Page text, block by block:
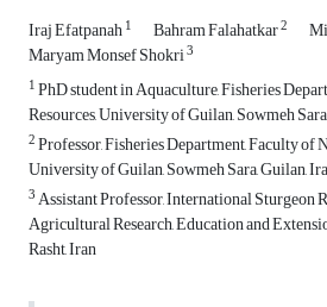
Iraj Efatpanah1 Bahram Falahatkar2
Maryam Monsef Shokri3
1PhD student in Aquaculture, Fisheries
Resources, University of Guilan, Sowmeh
2Professor, Fisheries Department, Faculty of
University of Guilan, Sowmeh Sara, Guilan,
3Assistant Professor, International Sturgeon
Agricultural Research, Education and
Rasht, Iran